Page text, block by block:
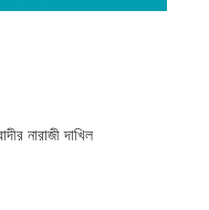
নারাজী দাখিল